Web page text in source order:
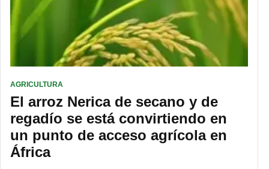
AGRICULTURA
El arroz Nerica de secano y de
regadío se está convirtiendo en
un punto de acceso agrícola en
África